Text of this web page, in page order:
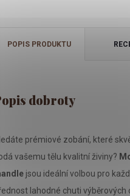
POPIS PRODUKTU
prémiové zobání, které
vašemu tělu kvalitní živiny?
jsou ideální volbou pro
lahodné chuti výběrových